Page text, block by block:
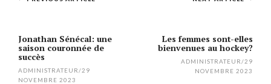
Les femmes sont-elles
bienvenues au hockey?
ADMINISTRATEUR/29
NOVEMBRE 2023
Jonathan Sénécal: une
saison couronnée de
succès
ADMINISTRATEUR/29
NOVEMBRE 2023